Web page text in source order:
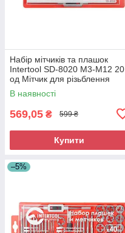
Набір мітчиків та плашок
Intertool SD-8020 M3-M12 20
од Мітчик для різьблення
Плашка для нарізання різьби
В наявності
569,05 ₴ 599 ₴
Купити
–5%